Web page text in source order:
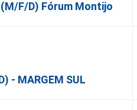
(m/f/d) Fórum Montijo
- MARGEM SUL